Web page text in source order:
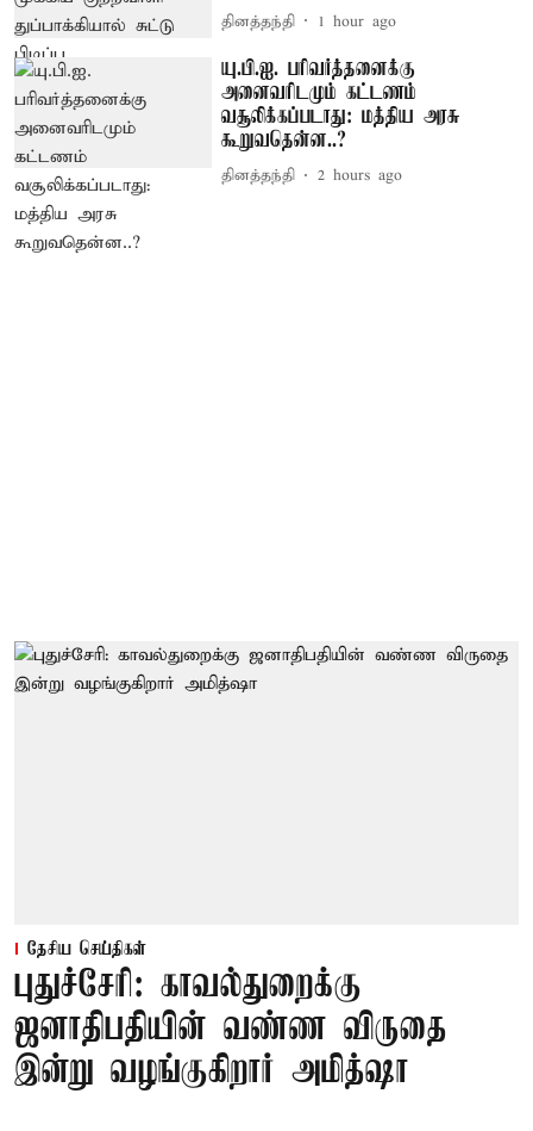
தினத்தந்தி 1 hour ago
யு.பி.ஐ. பரிவர்த்தனைக்கு
அனைவரிடமும் கட்டணம்
வசூலிக்கப்படாது: மத்திய அரசு
கூறுவதென்ன..?
தினத்தந்தி 2 hours ago
தேசிய செய்திகள்
புதுச்சேரி: காவல்துறைக்கு
ஜனாதிபதியின் வண்ண விருதை
இன்று வழங்குகிறார் அமித்ஷா